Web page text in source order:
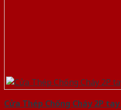
Cửa Thép Chống Cháy 2P